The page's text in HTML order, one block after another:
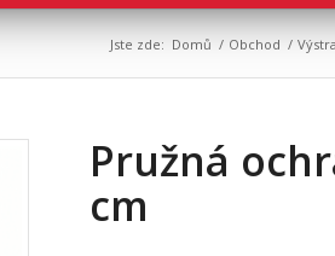
Jste zde: Domů / Obchod /
Pružná
cm